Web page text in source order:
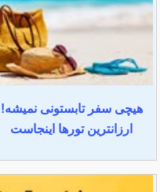
هیچی سفر تابستونی نمیشه!
ارزانترین تورها اینجاست